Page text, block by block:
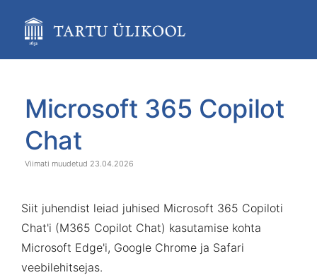
content
assistive.skiplink.to.breadcrumbs
assistive.skiplink.to.quick.search
end
banner
to
start
banner
Microsoft 365 Copilot
Chat
23.04.2026
Siit juhendist leiad juhised Microsoft 365 Copiloti
Chat'i (M365 Copilot Chat) kasutamise kohta
Microsoft Edge'i, Google Chrome ja Safari
veebilehitsejas.